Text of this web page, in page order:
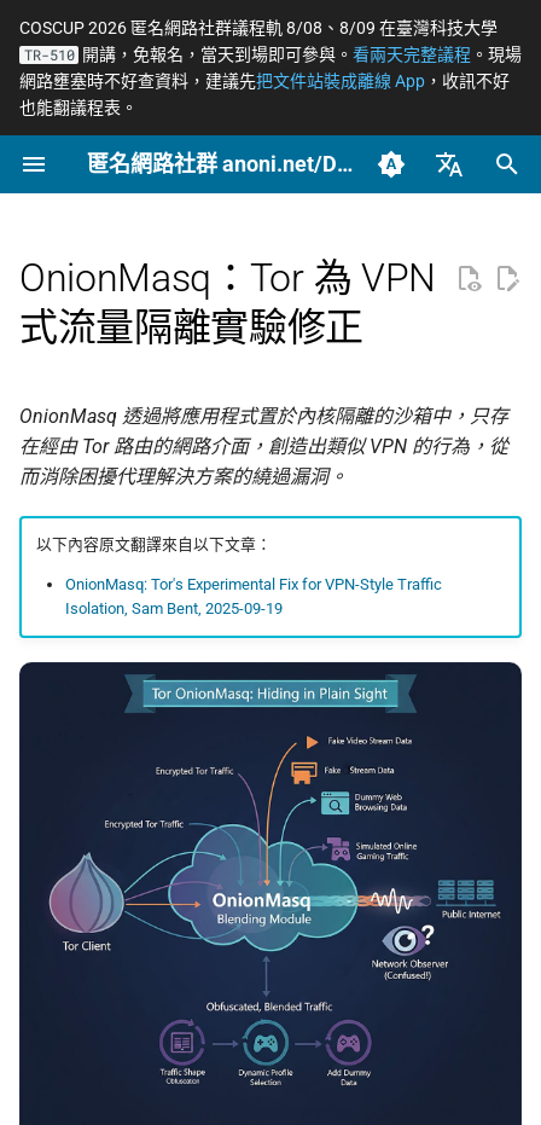
COSCUP 2026 匿名網路社群議程軌 8/08、8/09 在臺灣科技大學
TR-510 開講，免報名，當天到場即可參與。 看兩天完整議程 。現場
網路壅塞時不好查資料，建議先把文件站裝成離線 App ，收訊不好
也能翻議程表。
匿名網路社群 anoni.net/Docs
簡體中文（zh-CN）
English (en-US)
正
初
搜
尋
擎
概念 網路自由為什麼重要
威脅模型如何建立
社群平台怎麼收集你的
料
為什麼匿名支付重要
什麼是匿名網路？
Tor Browser 進階設定
Tor Snowflake
OnionShare
VPN 的風險與選擇
加密 DNS 怎麼選、怎
Tails、Whonix、Qubes
差別
什麼是 OONI
OONI Run v2 操作說明
什麼是 CryptPad
匿名通訊工具比較
密碼管理器入門
場景
一般人平常該做到什麼
社運行動者的數位準備
LGBTQ+ 與性少數的匿
家暴受害者的數位準備
播資訊
出差與研討會的數位準
助產生目的地概況
進階
端對端加密如何運作
去中心化網站發布
零知識身分驗證與支付
常被誤認為匿名的網路
網路政變 - InterSecLab
OONI 網站檢測清單
Tor Relays 觀測點
台灣 VASP 法 2026
揭弊者保護法的技術觀察
Tor 更新日誌
Arti 更新日誌
OONI 更新日誌
2026
OONI
Tails
Tor
技術
文章
更新
活動
開始參與 如何參與與認領主題
貢獻者百科
BECOME_ANONI
Tor Project 生態與對接
治理章程
社群自架服務
中文化與文件翻譯
為什麼我們用「正體中
如何搭建 Tor Relay
橋接
校園 Tor Relay 提案範本
校園 Tor Relay 架設
校園 Tor Relay：給校
點查詢服務
ASN 觀測資料擷取與分
OONI 測量資料結構導覽
封鎖
OONI 測項速查表
推動主題
2026 年度路線圖
Tor Relay 校園建立研
題
COSCUP 2026 公開徵稿
匿名網路工作坊 2025/08
籌備：匿名網路工作坊
2025/08
持續關注
OnionMasq：Tor 為 VPN
式流量隔離實驗修正
OnionMasq 透過將應用程式置於內核隔離的沙箱中，只存
在經由 Tor 路由的網路介面，創造出類似 VPN 的行為，從
而消除困擾代理解決方案的繞過漏洞。
以下內容原文翻譯來自以下文章：
OnionMasq: Tor's Experimental Fix for VPN-Style Traffic
Isolation, Sam Bent, 2025-09-19